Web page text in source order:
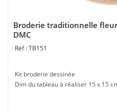
Broderie traditionnelle
DMC
TB151
Kit broderie dessinée
Dim du tableau à réaliser 15 x 15